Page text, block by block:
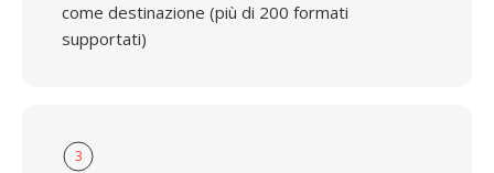
come destinazione (più di 200 formati
supportati)
3